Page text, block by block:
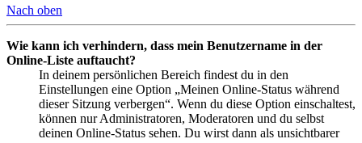
Nach oben
Wie kann ich verhindern, dass mein Benutzername in der
Online-Liste auftaucht?
In deinem persönlichen Bereich findest du in den
Einstellungen eine Option „Meinen Online-Status während
dieser Sitzung verbergen“. Wenn du diese Option einschaltest,
können nur Administratoren, Moderatoren und du selbst
deinen Online-Status sehen. Du wirst dann als unsichtbarer